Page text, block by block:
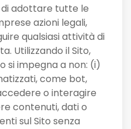
adottare tutte le
azioni legali,
qualsiasi attività di
Utilizzando il Sito,
si impegna a non: (i)
come bot,
o interagire
contenuti, dati o
sul Sito senza